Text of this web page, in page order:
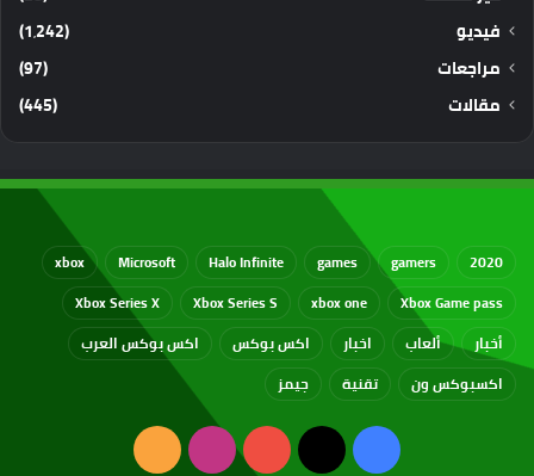
فيديو
(1٬242)
مراجعات
(97)
مقالات
(445)
2020
gamers
games
Halo Infinite
Microsoft
xbox
Xbox Game pass
xbox one
Xbox Series S
Xbox Series X
أخبار
ألعاب اخبار اكس بوكس
اكس بوكس العرب
اكسبوكس ون
تقنية جيمز
فيسبوك
‫X
‫YouTubeانستقرامملخص